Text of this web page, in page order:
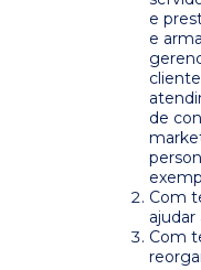
e
e
de
Com
ajudar
Com